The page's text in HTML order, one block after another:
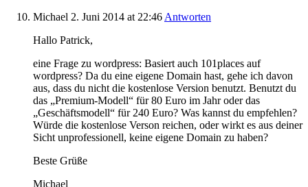
Michael 2. Juni 2014 at 22:46 Antworten
Hallo Patrick,
eine Frage zu wordpress: Basiert auch 101places auf
wordpress? Da du eine eigene Domain hast, gehe ich davon
aus, dass du nicht die kostenlose Version benutzt. Benutzt du
das „Premium-Modell“ für 80 Euro im Jahr oder das
„Geschäftsmodell“ für 240 Euro? Was kannst du empfehlen?
Würde die kostenlose Verson reichen, oder wirkt es aus deiner
Sicht unprofessionell, keine eigene Domain zu haben?
Beste Grüße
Michael